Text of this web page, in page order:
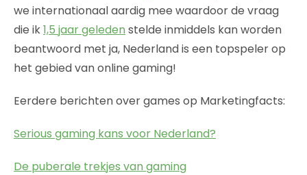
we internationaal aardig mee waardoor de vraag
die ik1,5 jaar geleden stelde inmiddels kan worden
beantwoord met ja, Nederland is een topspeler op
het gebied van online gaming!
Eerdere berichten over games op Marketingfacts:
Serious gaming kans voor Nederland?
De puberale trekjes van gaming